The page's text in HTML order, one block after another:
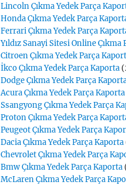
Lincoln Çıkma Yedek Parça
Honda Çıkma Yedek Parça
Ferrari Çıkma Yedek Parça
Yıldız Sanayi Sitesi Online Çıkma
Citroen Çıkma Yedek Parça
İkco Çıkma Yedek Parça Kaporta
Dodge Çıkma Yedek Parça
Acura Çıkma Yedek Parça Kaporta
Ssangyong Çıkma Yedek Parça
Proton Çıkma Yedek Parça
Peugeot Çıkma Yedek Parça
Dacia Çıkma Yedek Parça Kaporta
Chevrolet Çıkma Yedek Parça
Bmw Çıkma Yedek Parça Kaporta
McLaren Çıkma Yedek Parça